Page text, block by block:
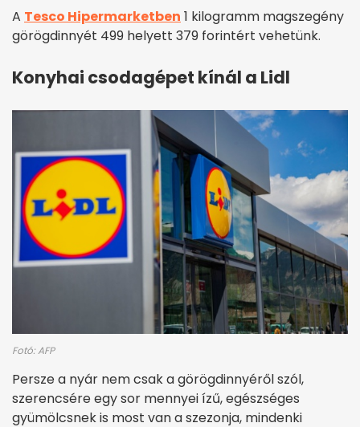
A Tesco Hipermarketben 1 kilogramm magszegény
görögdinnyét 499 helyett 379 forintért vehetünk.
Konyhai csodagépet kínál a Lidl
Fotó: AFP
Persze a nyár nem csak a görögdinnyéről szól,
szerencsére egy sor mennyei ízű, egészséges
gyümölcsnek is most van a szezonja, mindenki